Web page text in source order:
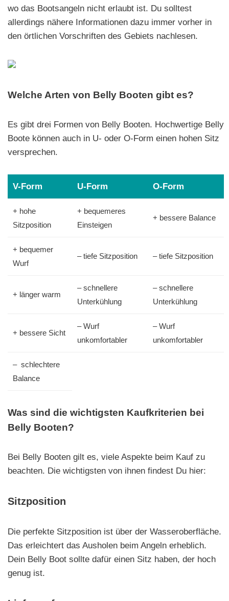
wo das Bootsangeln nicht erlaubt ist. Du solltest
allerdings nähere Informationen dazu immer vorher in
den örtlichen Vorschriften des Gebiets nachlesen.
Welche Arten von Belly Booten gibt es?
Es gibt drei Formen von Belly Booten. Hochwertige Belly
Boote können auch in U- oder O-Form einen hohen Sitz
versprechen.
V-Form U-Form O-Form
+ hohe
Sitzposition
+ bequemeres
Einsteigen
+ bessere Balance
+ bequemer
Wurf
– tiefe Sitzposition – tiefe Sitzposition
+ länger warm
– schnellere
Unterkühlung
– schnellere
Unterkühlung
+ bessere Sicht
– Wurf
unkomfortabler
– Wurf
unkomfortabler
– schlechtere
Balance
Was sind die wichtigsten Kaufkriterien bei
Belly Booten?
Bei Belly Booten gilt es, viele Aspekte beim Kauf zu
beachten. Die wichtigsten von ihnen findest Du hier:
Sitzposition
Die perfekte Sitzposition ist über der Wasseroberfläche.
Das erleichtert das Ausholen beim Angeln erheblich.
Dein Belly Boot sollte dafür einen Sitz haben, der hoch
genug ist.